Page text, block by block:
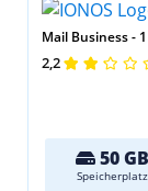
Mail Business -
2,2
50 GB
Speicherplatz